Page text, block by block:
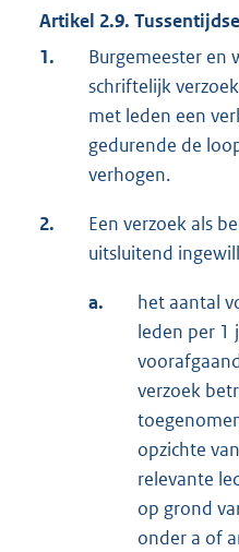
Artikel 2.9.
1.
Burgemeester en
schriftelijk
met leden een
gedurende de
verhogen.
2.
Een verzoek als
uitsluitend
a.
het aantal
leden per 1
verzoek
opzichte
relevante
op grond
onder a of